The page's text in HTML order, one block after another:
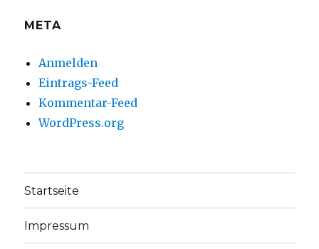
META
Anmelden
Eintrags-Feed
Kommentar-Feed
WordPress.org
Startseite
Impressum